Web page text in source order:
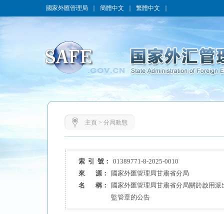
國家外匯管理局 簡體中文 繁體中文
主頁 > 分局動態
索 引 號：
01389771-8-2025-0010
來 源：
國家外匯管理局甘肅省分局
名 稱：
國家外匯管理局甘肅省分局關於啟用
監管章的公告